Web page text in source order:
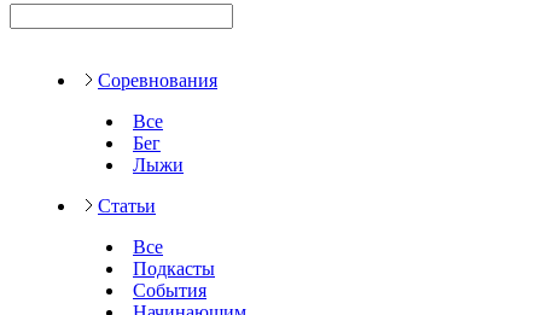
Соревнования
Все
Бег
Лыжи
Статьи
Все
Подкасты
События